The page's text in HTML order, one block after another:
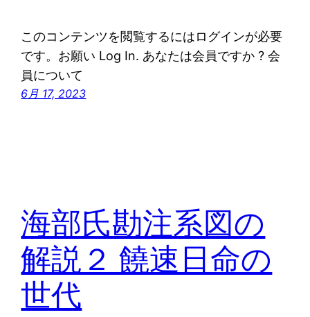
このコンテンツを閲覧するにはログインが必要
です。お願い Log In. あなたは会員ですか ? 会
員について
6月 17, 2023
海部氏勘注系図の
解説２ 饒速日命の
世代